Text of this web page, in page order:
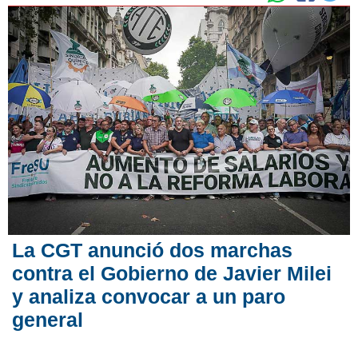
La CGT anunció dos marchas
contra el Gobierno de Javier Milei
y analiza convocar a un paro
general